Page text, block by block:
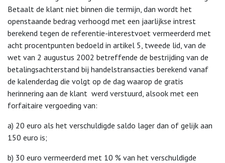
Betaalt de klant niet binnen die termijn, dan wordt het
openstaande bedrag verhoogd met een jaarlijkse intrest
berekend tegen de referentie-interestvoet vermeerderd met
acht procentpunten bedoeld in artikel 5, tweede lid, van de
wet van 2 augustus 2002 betreffende de bestrijding van de
betalingsachterstand bij handelstransacties berekend vanaf
de kalenderdag die volgt op de dag waarop de gratis
herinnering aan de klant werd verstuurd, alsook met een
forfaitaire vergoeding van:
a) 20 euro als het verschuldigde saldo lager dan of gelijk aan
150 euro is;
b) 30 euro vermeerderd met 10 % van het verschuldigde